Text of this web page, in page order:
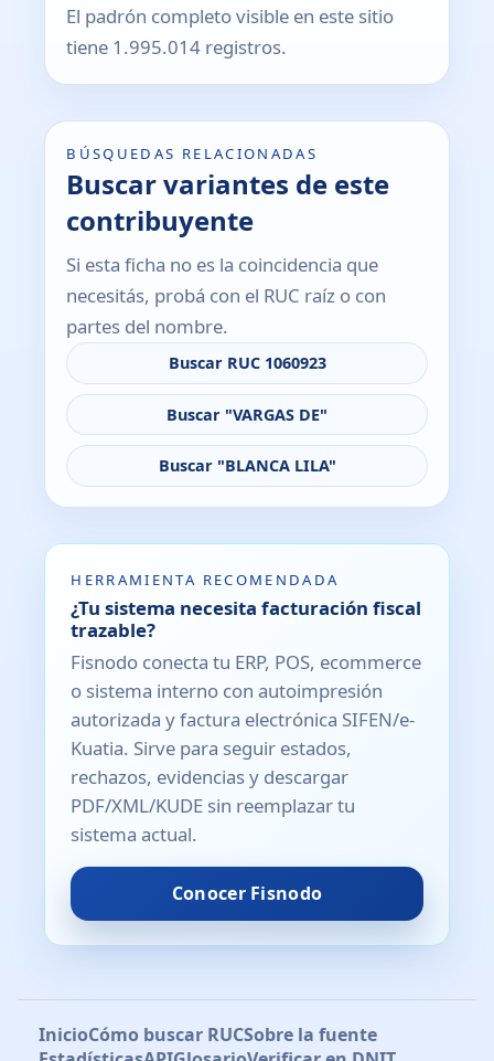
El padrón completo visible en este sitio
tiene 1.995.014 registros.
BÚSQUEDAS RELACIONADAS
Buscar variantes de este
contribuyente
Si esta ficha no es la coincidencia que
necesitás, probá con el RUC raíz o con
partes del nombre.
Buscar RUC 1060923
Buscar "VARGAS DE"
Buscar "BLANCA LILA"
HERRAMIENTA RECOMENDADA
¿Tu sistema necesita facturación fiscal
trazable?
Fisnodo conecta tu ERP, POS, ecommerce
o sistema interno con autoimpresión
autorizada y factura electrónica SIFEN/e-
Kuatia. Sirve para seguir estados,
rechazos, evidencias y descargar
PDF/XML/KUDE sin reemplazar tu
sistema actual.
Conocer Fisnodo
InicioCómo buscar RUCSobre la fuente